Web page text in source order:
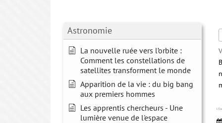
Astronomie
La nouvelle ruée vers l’orbite :
Comment les constellations de
satellites transforment le monde
Apparition de la vie : du big bang
aux premiers hommes
Les apprentis chercheurs - Une
lumière venue de l'espace